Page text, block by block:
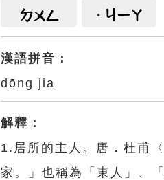
ㄉㄨㄥ ㄐㄧㄚ
漢語拼音：
dōng jia
解釋：
1.居所的主人。唐．杜甫
家。」也稱為「東人」、「